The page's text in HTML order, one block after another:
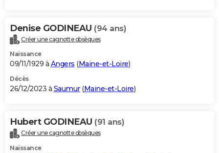
Denise GODINEAU (94 ans)
Créer une cagnotte obsèques
Naissance
09/11/1929 à Angers (Maine-et-Loire)
Décès
26/12/2023 à Saumur(Maine-et-Loire)
Hubert GODINEAU (91 ans)
Créer une cagnotte obsèques
Naissance